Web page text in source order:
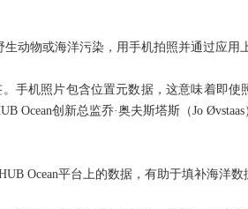
动物或海洋污染，用手机拍照并通过应用
手机照片包含位置元数据，这意味着即
Ocean创新总监乔·奥夫斯塔斯（Jo Øvstaas
Ocean平台上的数据，有助于填补海洋数